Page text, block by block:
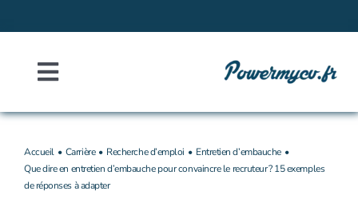
au
contenu
Toggle
Navigation
Accueil
À propos
Accueil Carrière Recherche d’emploi
Entretien d’embauche
Que dire en entretien d’embauche pour convaincre le recruteur ? 15 exemples
de réponses à adapter